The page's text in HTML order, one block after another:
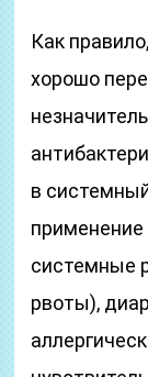
Как
хорошо
в
системные
рвоты),